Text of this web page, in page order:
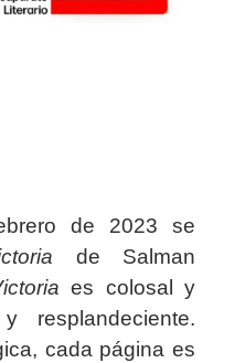
de 2023 se
de Salman
es colosal y
resplandeciente.
cada página es